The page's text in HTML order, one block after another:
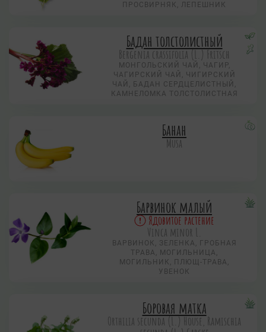
ПРОСВИРНЯК, ЛЕПЕШНИК
Бадан толстолистный
Bergenia crassifolia (L.) Fritsch
МОНГОЛЬСКИЙ ЧАЙ, ЧАГИР,
ЧАГИРСКИЙ ЧАЙ, ЧИГИРСКИЙ
ЧАЙ, БАДАН СЕРДЦЕЛИСТНЫЙ,
КАМНЕЛОМКА ТОЛСТОЛИСТНАЯ
Банан
Musa
Барвинок малый
Ядовитое растение
Vinca minor L.
ВАРВИНОК, ЗЕЛЕНКА, ГРОБНАЯ
ТРАВА, МОГИЛЬНИЦА,
МОГИЛЬНИК, ПЛЮЩ-ТРАВА,
УВЕНОК
Боровая матка
Orthilia secunda (L.) House, Ramischia